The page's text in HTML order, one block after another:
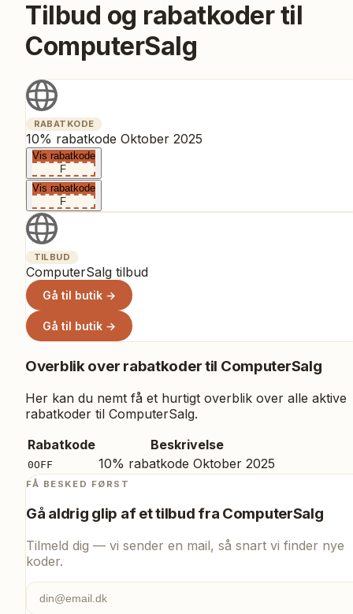
Tilbud og rabatkoder til
ComputerSalg
RABATKODE
10% rabatkode Oktober 2025
Vis rabatkode
F
Vis rabatkode
F
TILBUD
ComputerSalg tilbud
Gå til butik →
Gå til butik →
Overblik over rabatkoder til ComputerSalg
Her kan du nemt få et hurtigt overblik over alle aktive
rabatkoder til ComputerSalg.
Rabatkode
Beskrivelse
0OFF 10% rabatkode Oktober 2025
FÅ BESKED FØRST
Gå aldrig glip af et tilbud fra ComputerSalg
Tilmeld dig — vi sender en mail, så snart vi finder nye
koder.